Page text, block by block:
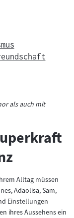
als auch mit
Alltag müssen
Adaolisa, Sam,
Einstellungen
ihres Aussehens ein